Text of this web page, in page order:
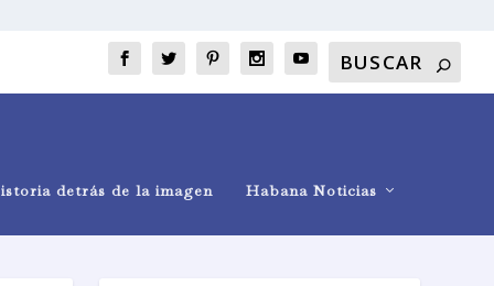
detrás de la imagen Habana Noticias